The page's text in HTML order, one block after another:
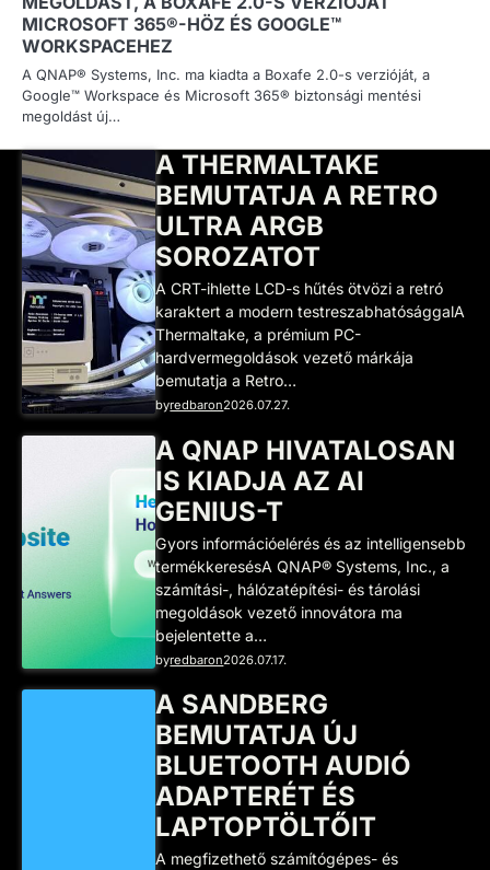
MICROSOFT 365®-HÖZ ÉS GOOGLE™
WORKSPACEHEZ
A QNAP® Systems, Inc. ma kiadta a Boxafe 2.0-s verzióját, a
Google™ Workspace és Microsoft 365® biztonsági mentési
megoldást új…
A THERMALTAKE
BEMUTATJA A RETRO
ULTRA ARGB
SOROZATOT
A CRT-ihlette LCD-s hűtés ötvözi a retró
karaktert a modern testreszabhatósággalA
Thermaltake, a prémium PC-
hardvermegoldások vezető márkája
bemutatja a Retro…
byredbaron2026.07.27.
A QNAP HIVATALOSAN
IS KIADJA AZ AI
GENIUS-T
Gyors információelérés és az intelligensebb
termékkeresésA QNAP® Systems, Inc., a
számítási-, hálózatépítési- és tárolási
megoldások vezető innovátora ma
bejelentette a…
byredbaron2026.07.17.
A SANDBERG
BEMUTATJA ÚJ
BLUETOOTH AUDIÓ
ADAPTERÉT ÉS
LAPTOPTÖLTŐIT
A megfizethető számítógépes- és